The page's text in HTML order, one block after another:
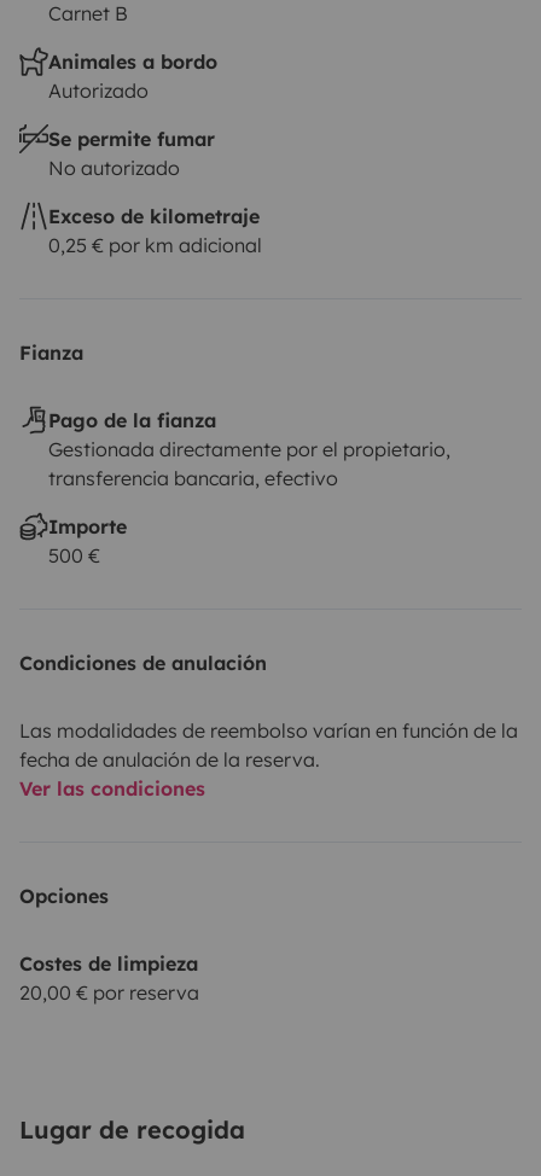
Carnet B
Animales a bordo
Autorizado
Se permite fumar
No autorizado
Exceso de kilometraje
0,25 € por km adicional
Fianza
Pago de la fianza
Gestionada directamente por el propietario,
transferencia bancaria, efectivo
Importe
500 €
Condiciones de anulación
Las modalidades de reembolso varían en función de la
fecha de anulación de la reserva.
Ver las condiciones
Opciones
Costes de limpieza
20,00 € por reserva
Lugar de recogida